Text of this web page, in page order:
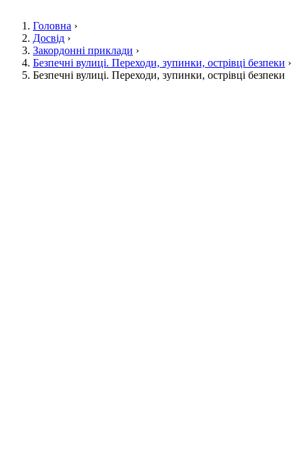
Головна ›
Досвід ›
Закордонні приклади ›
Безпечні вулиці. Переходи, зупинки, острівці безпеки ›
Безпечні вулиці. Переходи, зупинки, острівці безпеки